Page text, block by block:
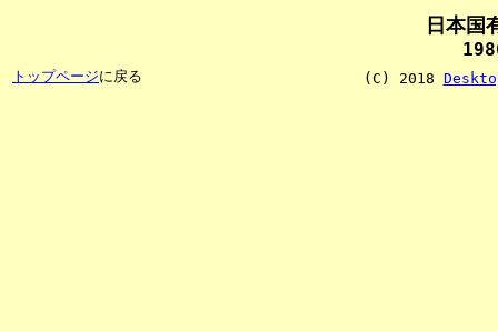
日本国
トップページに戻る (C) 2018